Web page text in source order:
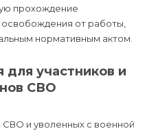
прохождение
освобождения от работы,
нормативным актом.
для участников и
СВО
СВО и уволенных с военной